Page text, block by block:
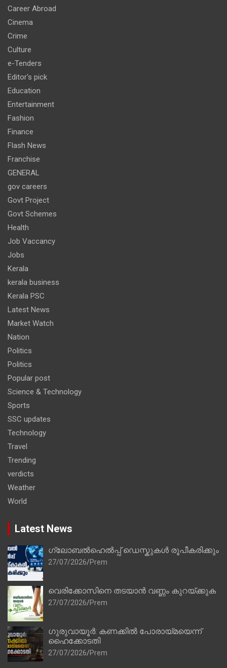
Career Abroad
Cinema
Crime
Culture
e-Tenders
Editor's pick
Education
Entertainment
Fashion
Finance
Flash News
Franchise
GENERAL
gov careers
Govt Project
Govt Schemes
Health
Job Vaccancy
Jobs
Kerala
kerala business
Kerala PSC
Latest News
Market Watch
Nation
Politics
Politics
Popular post
Science & Technology
Sports
SSC updates
Technology
Travel
Trending
verdicts
Weather
World
Latest News
ഗ്ലോബൽഹെൽപ്പ് ഡെസ്കുകൾ രൂപീകരിക്കും
27/07/2026 Prem
വെരിക്കോസിനെ തടയാൻ വണ്ണം കുറയ്ക്കുക
27/07/2026 Prem
ഗുരുവായൂർ: കണക്കിൽ പോരായ്മയെന്ന്
ഹൈക്കോടതി
27/07/2026 Prem